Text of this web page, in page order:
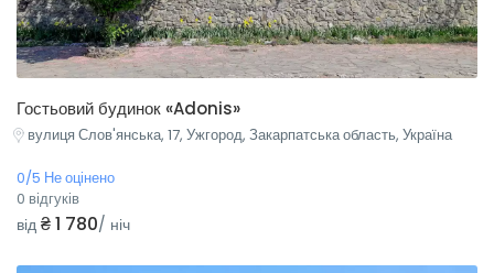
Гостьовий будинок «Adonis»
вулиця Слов'янська, 17, Ужгород, Закарпатська область, Україна
0/5 Не оцінено
0 відгуків
від ₴ 1 780/ ніч